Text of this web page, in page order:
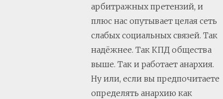
арбитражных претензий, и
плюс нас опутывает целая сеть
слабых социальных связей. Так
надёжнее. Так КПД общества
выше. Так и работает анархия.
Ну или, если вы предпочитаете
определять анархию как